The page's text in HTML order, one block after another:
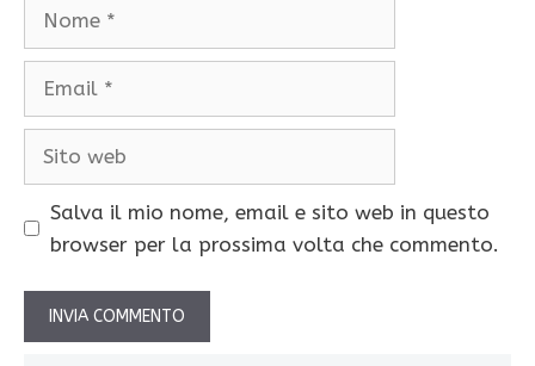
Salva il mio nome, email e sito web in questo
browser per la prossima volta che commento.